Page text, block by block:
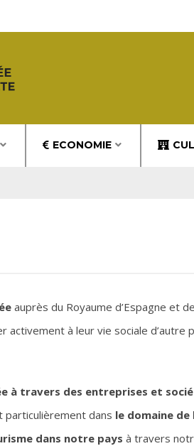
ECONOMIE
auprès du Royaume d’Espagne et
à leur vie sociale d’autre
à travers des entreprises et
particulièrement dans le domaine de
dans notre pays à travers